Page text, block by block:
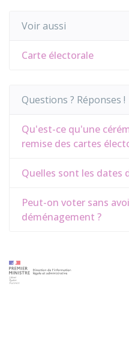
Voir aussi
Carte électorale
Questions ? Réponses !
Qu'est-ce qu'une
remise des cartes
Quelles sont les dates
Peut-on voter sans
déménagement ?